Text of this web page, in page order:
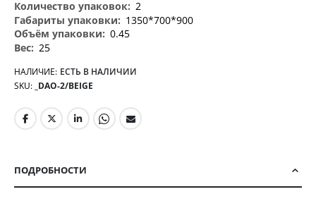
2
1350*700*900
0.45
25
НАЛИЧИЕ: ЕСТЬ В НАЛИЧИИ
SKU
_DAO-2/BEIGE
ПОДРОБНОСТИ